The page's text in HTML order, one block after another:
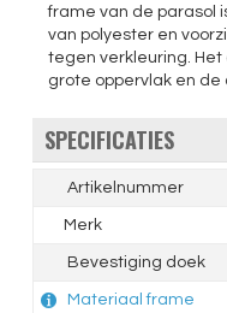
frame van de parasol
van polyester en
tegen verkleuring.
grote oppervlak en
SPECIFICATIES
Artikelnummer
Merk
Bevestiging doek
Materiaal frame